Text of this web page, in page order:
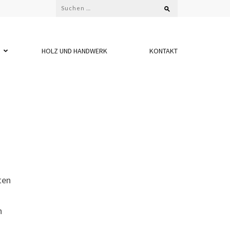
Suchen
HOLZ UND HANDWERK KONTAKT